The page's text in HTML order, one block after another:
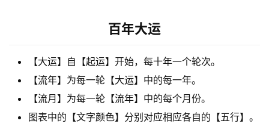
A
百年大运
【大运】自【起运】开始，每十年一个轮次。
【流年】为每一轮【大运】中的每一年。
【流月】为每一轮【流年】中的每个月份。
图表中的【文字颜色】分别对应相应各自的【五行】。